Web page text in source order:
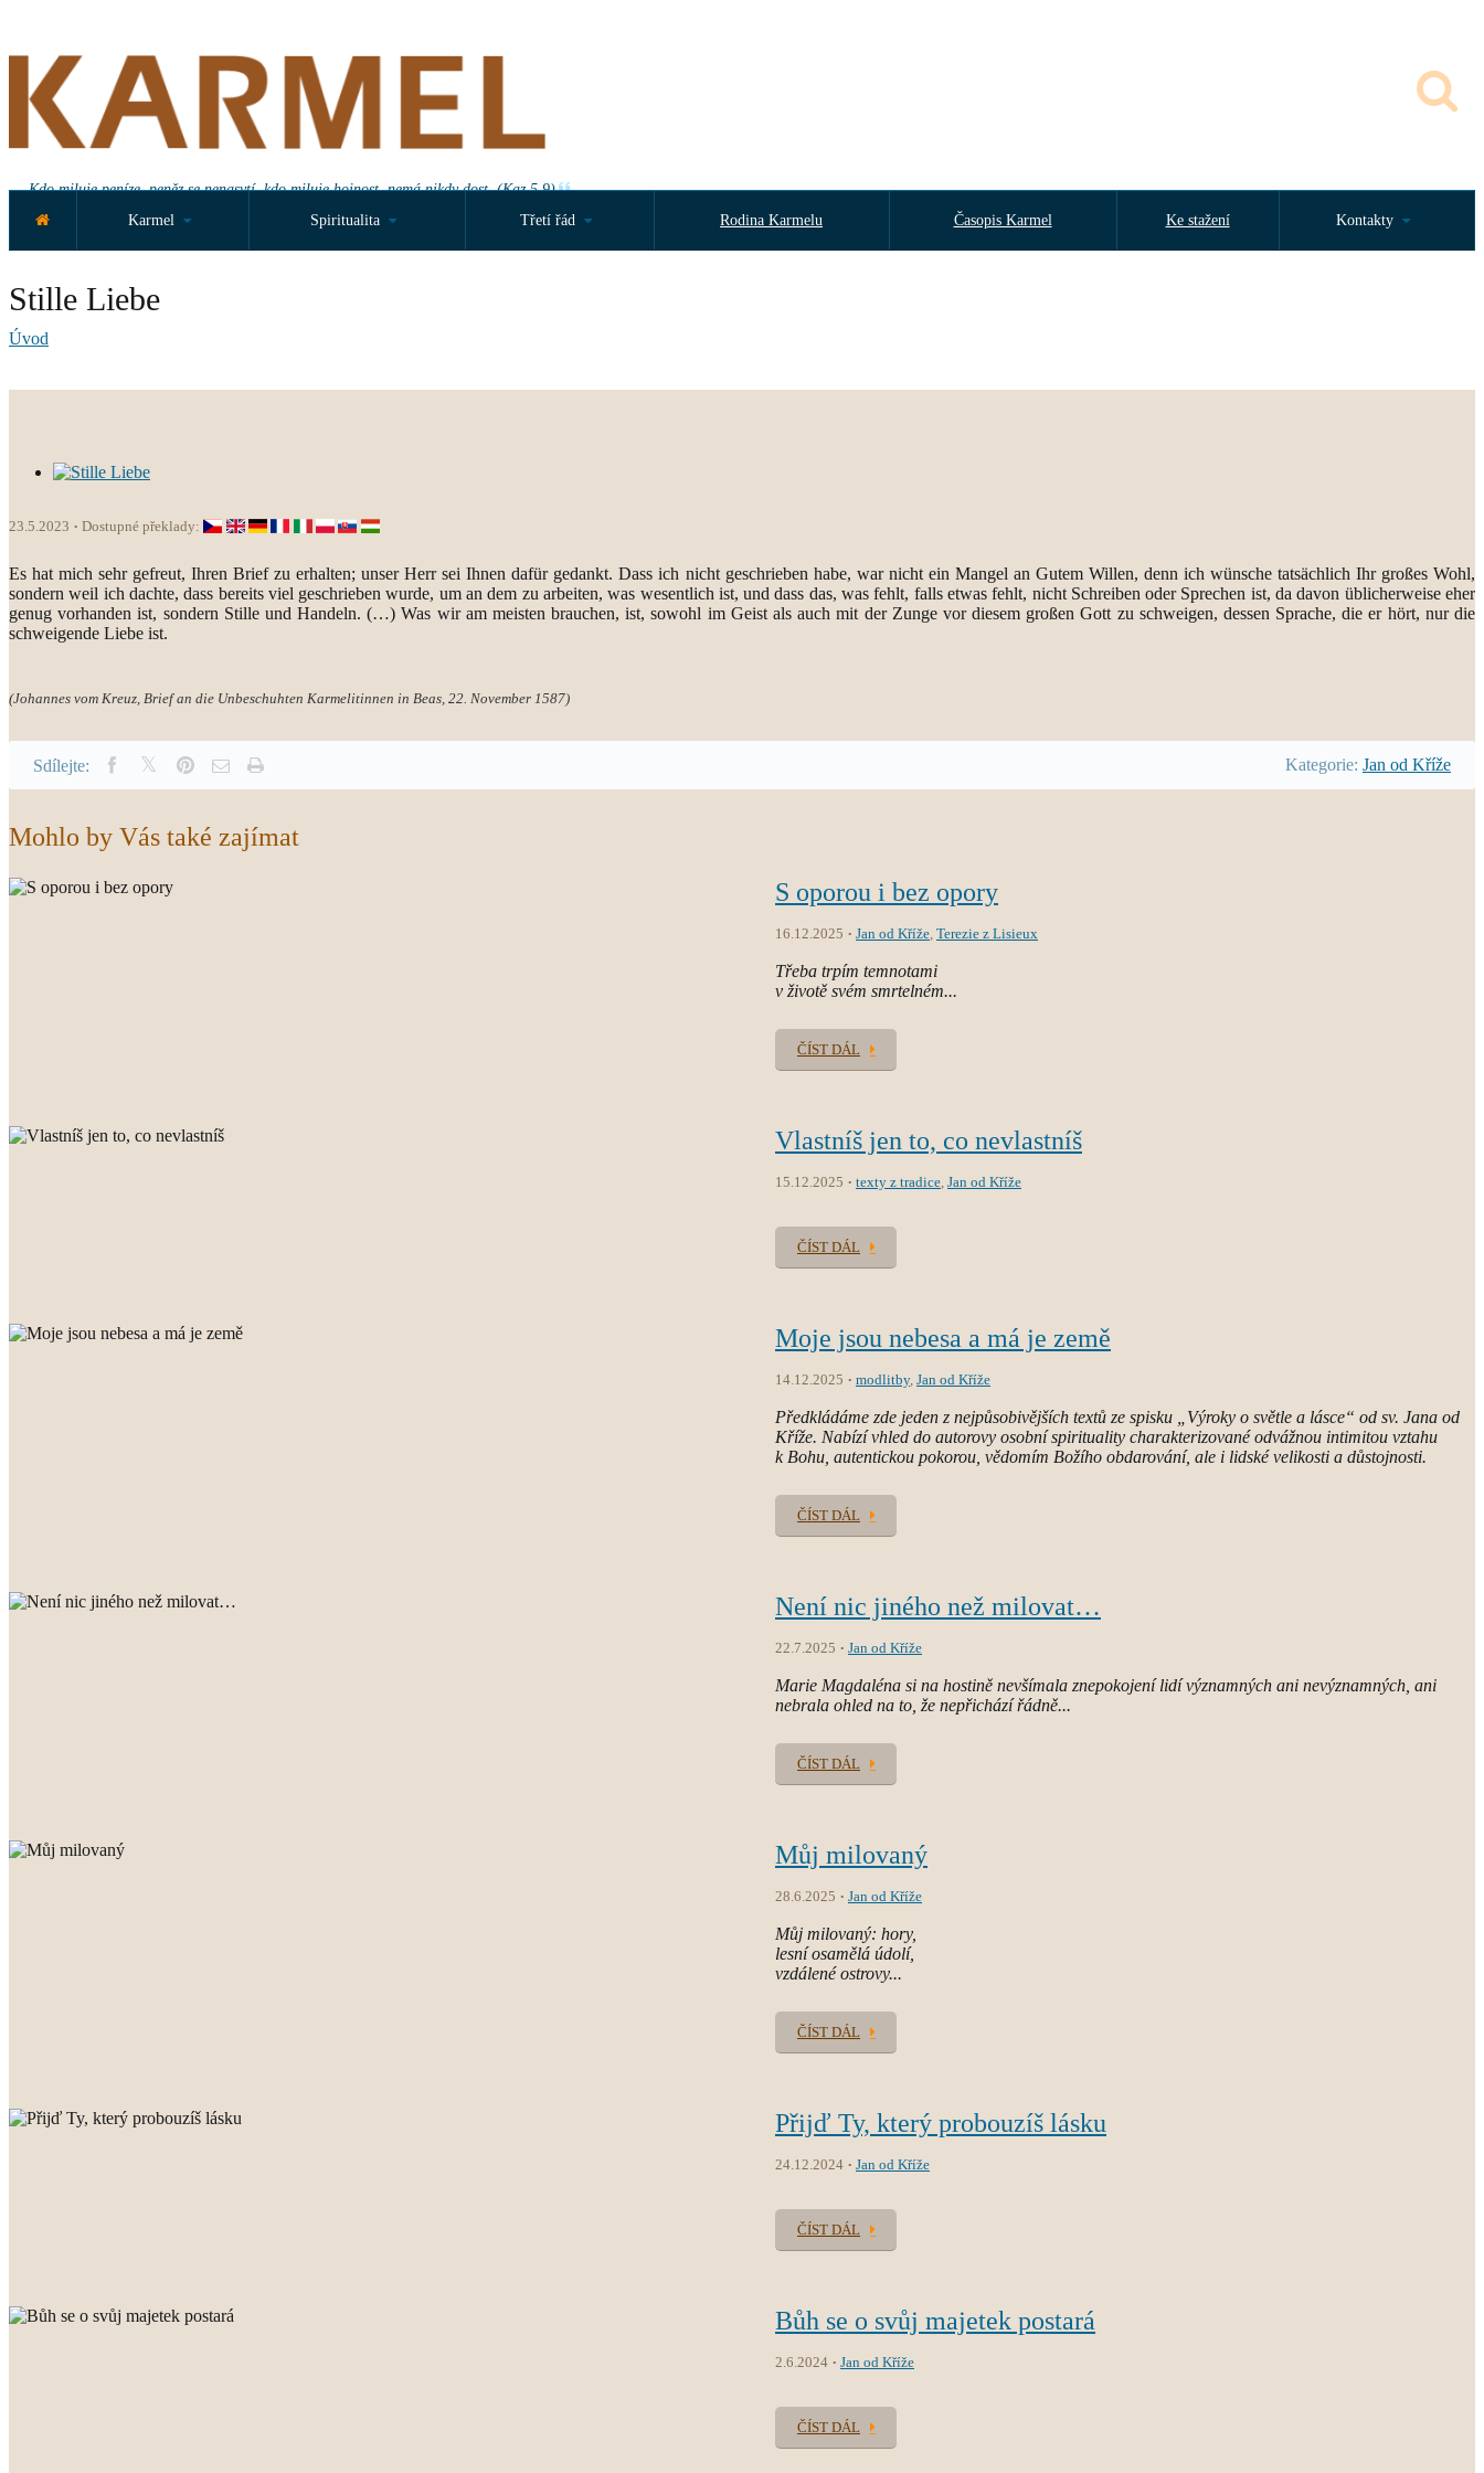
Kdo miluje peníze, peněz se nenasytí, kdo miluje hojnost, nemá nikdy dost. (Kaz 5,9)
Karmel
Spiritualita Třetí řád Rodina Karmelu Časopis Karmel Ke stažení Kontakty
Stille Liebe
Úvod
23.5.2023 Dostupné překlady:
Es hat mich sehr gefreut, Ihren Brief zu erhalten; unser Herr sei Ihnen dafür gedankt. Dass ich nicht geschrieben habe, war nicht ein Mangel an Gutem Willen, denn ich wünsche tatsächlich Ihr großes Wohl,
sondern weil ich dachte, dass bereits viel geschrieben wurde, um an dem zu arbeiten, was wesentlich ist, und dass das, was fehlt, falls etwas fehlt, nicht Schreiben oder Sprechen ist, da davon üblicherweise eher
genug vorhanden ist, sondern Stille und Handeln. (…) Was wir am meisten brauchen, ist, sowohl im Geist als auch mit der Zunge vor diesem großen Gott zu schweigen, dessen Sprache, die er hört, nur die
schweigende Liebe ist.
(Johannes vom Kreuz, Brief an die Unbeschuhten Karmelitinnen in Beas, 22. November 1587)
Sdílejte: Kategorie: Jan od Kříže
Mohlo by Vás také zajímat
S oporou i bez opory
16.12.2025 Jan od Kříže, Terezie z Lisieux
Třeba trpím temnotami
v životě svém smrtelném...
ČÍST DÁL
Vlastníš jen to, co nevlastníš
15.12.2025 texty z tradice, Jan od Kříže
ČÍST DÁL
Moje jsou nebesa a má je země
14.12.2025 modlitby, Jan od Kříže
Předkládáme zde jeden z nejpůsobivějších textů ze spisku „Výroky o světle a lásce“ od sv. Jana od
Kříže. Nabízí vhled do autorovy osobní spirituality charakterizované odvážnou intimitou vztahu
k Bohu, autentickou pokorou, vědomím Božího obdarování, ale i lidské velikosti a důstojnosti.
ČÍST DÁL
Není nic jiného než milovat…
22.7.2025 Jan od Kříže
Marie Magdaléna si na hostině nevšímala znepokojení lidí významných ani nevýznamných, ani
nebrala ohled na to, že nepřichází řádně...
ČÍST DÁL
Můj milovaný
28.6.2025 Jan od Kříže
Můj milovaný: hory,
lesní osamělá údolí,
vzdálené ostrovy...
ČÍST DÁL
Přijď Ty, který probouzíš lásku
24.12.2024 Jan od Kříže
ČÍST DÁL
Bůh se o svůj majetek postará
2.6.2024 Jan od Kříže
ČÍST DÁL